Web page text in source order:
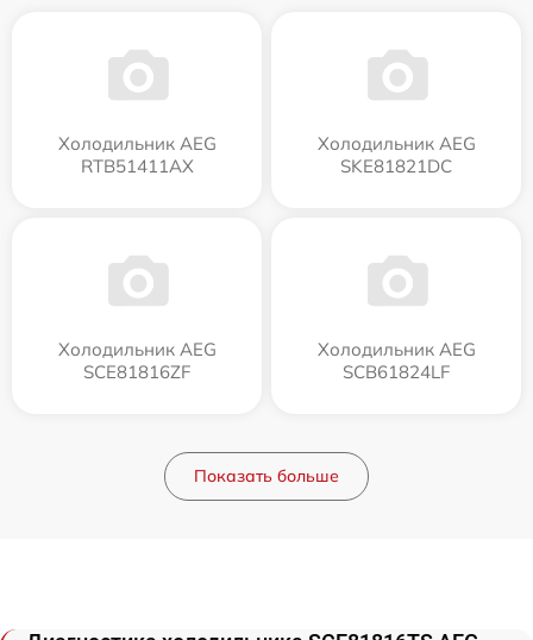
Холодильник AEG
RTB51411AX
Холодильник AEG
SKE81821DC
Холодильник AEG
SCE81816ZF
Холодильник AEG
SCB61824LF
Показать больше